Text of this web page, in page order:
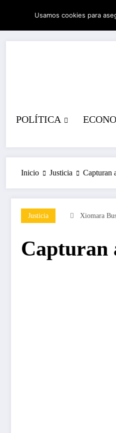
contenido
08/08/2026
POLÍTICA
Inicio Justicia Capturan
Justicia Xiomara
Capturan
Usamos cookies para